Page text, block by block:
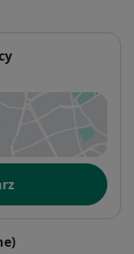
w nowej karcie